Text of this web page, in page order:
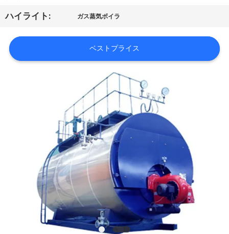
品
質
ハイライト: ガス蒸気ボイラ
ベストプライス